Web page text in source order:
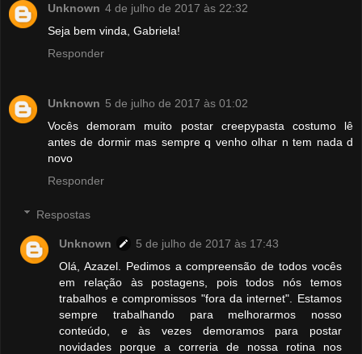
Unknown 4 de julho de 2017 às 22:32
Seja bem vinda, Gabriela!
Responder
Unknown 5 de julho de 2017 às 01:02
Vocês demoram muito postar creepypasta costumo lê
antes de dormir mas sempre q venho olhar n tem nada d
novo
Responder
Respostas
Unknown
5 de julho de 2017 às 17:43
Olá, Azazel. Pedimos a compreensão de todos vocês
em relação às postagens, pois todos nós temos
trabalhos e compromissos "fora da internet". Estamos
sempre trabalhando para melhorarmos nosso
conteúdo, e às vezes demoramos para postar
novidades porque a correria de nossa rotina nos